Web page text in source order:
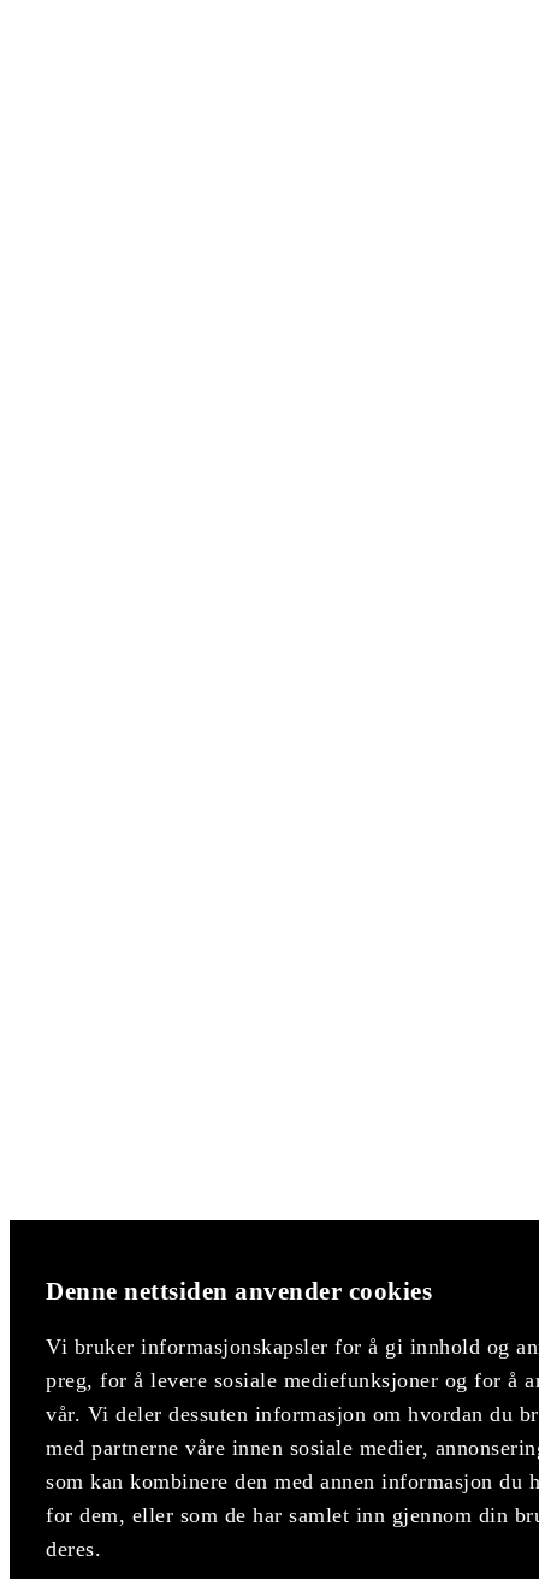
Denne nettsiden anvender cookies
Vi bruker informasjonskapsler for å gi innhold og
preg, for å levere sosiale mediefunksjoner og for å
vår. Vi deler dessuten informasjon om hvordan du
med partnerne våre innen sosiale medier,
som kan kombinere den med annen informasjon
for dem, eller som de har samlet inn gjennom din
deres.